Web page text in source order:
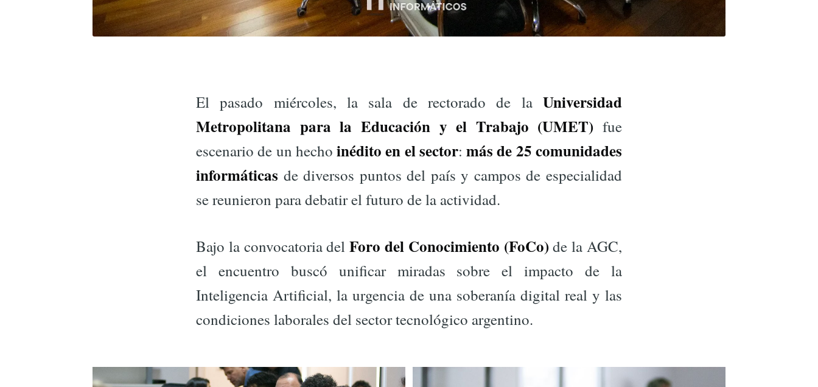
El pasado miércoles, la sala de rectorado de la Universidad
Metropolitana para la Educación y el Trabajo (UMET) fue
escenario de un hechoinédito en el sector:más de 25 comunidades
informáticas de diversos puntos del país y campos de especialidad
se reunieron para debatir el futuro de la actividad.
Bajo la convocatoria delForo del Conocimiento (FoCo)de la AGC,
el encuentro buscó unificar miradas sobre el impacto de la
Inteligencia Artificial, la urgencia de una soberanía digital real y las
condiciones laborales del sector tecnológico argentino.